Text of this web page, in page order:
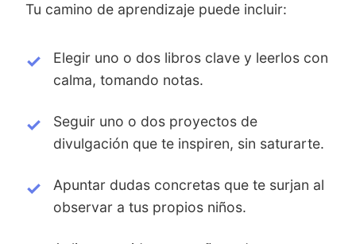
Tu camino de aprendizaje puede incluir:
Elegir uno o dos libros clave y leerlos con
calma, tomando notas.
Seguir uno o dos proyectos de
divulgación que te inspiren, sin saturarte.
Apuntar dudas concretas que te surjan al
observar a tus propios niños.